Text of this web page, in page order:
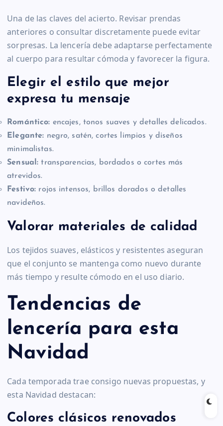
Una de las claves del acierto. Revisar prendas
anteriores o consultar discretamente puede evitar
sorpresas. La lencería debe adaptarse perfectamente
al cuerpo para resultar cómoda y favorecer la figura.
Elegir el estilo que mejor
expresa tu mensaje
Romántico: encajes, tonos suaves y detalles delicados.
Elegante: negro, satén, cortes limpios y diseños
minimalistas.
Sensual: transparencias, bordados o cortes más
atrevidos.
Festivo: rojos intensos, brillos dorados o detalles
navideños.
Valorar materiales de calidad
Los tejidos suaves, elásticos y resistentes aseguran
que el conjunto se mantenga como nuevo durante
más tiempo y resulte cómodo en el uso diario.
Tendencias de
lencería para esta
Navidad
Cada temporada trae consigo nuevas propuestas, y
esta Navidad destacan:
Colores clásicos renovados